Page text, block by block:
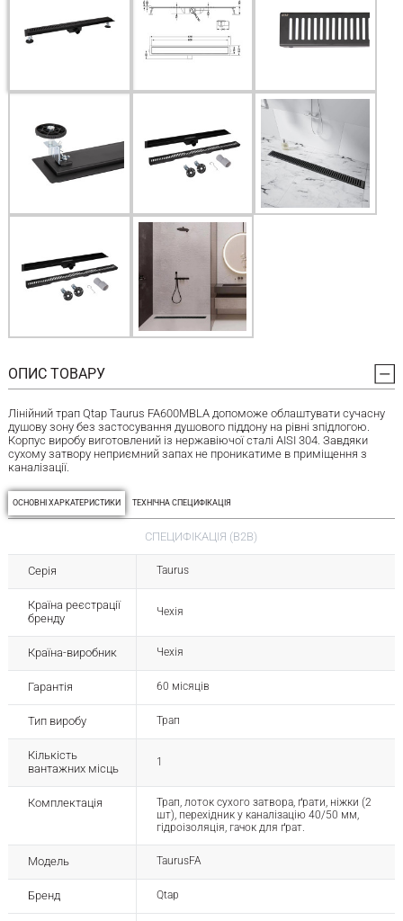
ОПИС ТОВАРУ
Лінійний трап Qtap Taurus FA600MBLA допоможе облаштувати сучасну
душову зону без застосування душового піддону на рівні зпідлогою.
Корпус виробу виготовлений із нержавіючої сталі AISI 304. Завдяки
сухому затвору неприємний запах не проникатиме в приміщення з
каналізації.
ОСНОВНІ ХАРКАТЕРИСТИКИ ТЕХНІЧНА СПЕЦИФІКАЦІЯ
СПЕЦИФІКАЦІЯ (B2B)
Серія Taurus
Країна реєстрації
бренду
Чехія
Країна-виробник Чехія
Гарантія 60 місяців
Тип виробу Трап
Кількість
вантажних місць
1
Комплектація
Трап, лоток сухого затвора, ґрати, ніжки (2
шт), перехідник у каналізацію 40/50 мм,
гідроізоляція, гачок для ґрат.
Модель TaurusFA
Бренд Qtap